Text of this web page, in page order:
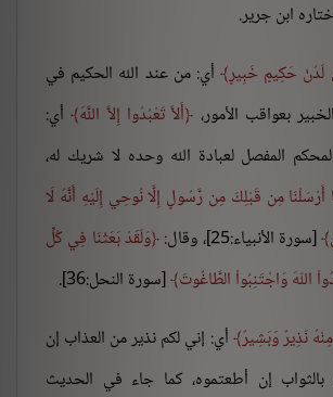
ابن جرير.
لَدُنْ حَكِيمٍ خَبِيرٍ أي: من عند الله الحكيم في
بعواقب الأمور، أَلاَّ تَعْبُدُوا إِلاَّ اللَّهَ أي:
المفصل لعبادة الله وحده لا شريك له،
أَرْسَلْنَا مِن قَبْلِكَ مِن رَّسُولٍ إِلَّا نُوحِي إِلَيْهِ أَنَّهُ لَا
[سورة الأنبياء:25]، وقال:
وَلَقَدْ بَعَثْنَا فِي كُلِّ
اللّهَ وَاجْتَنِبُواْ الطَّاغُوتَ [سورة النحل:36].
نَذِيرٌ وَبَشِيرٌ أي: إني لكم نذير من العذاب إن
بالثواب إن أطعتموه، كما جاء في الحديث